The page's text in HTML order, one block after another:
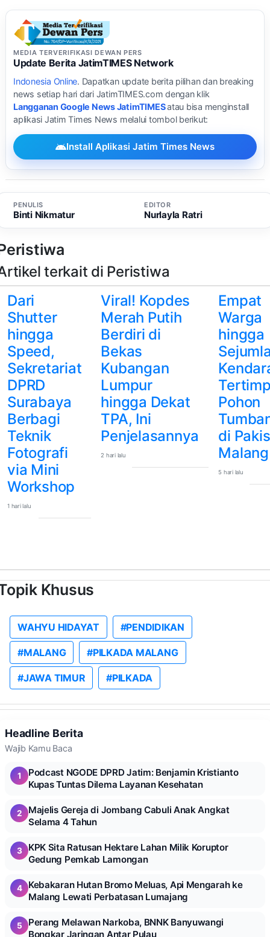
MEDIA TERVERIFIKASI DEWAN PERS
Update Berita JatimTIMES Network
Indonesia Online. Dapatkan update berita pilihan dan breaking
news setiap hari dari JatimTIMES.com dengan klik
Langganan Google News JatimTIMESatau bisa menginstall
aplikasi Jatim Times News melalui tombol berikut:
Install Aplikasi Jatim Times News
PENULIS
Binti Nikmatur
EDITOR
Nurlayla Ratri
terkait di Peristiwa
Dari
Shutter
hingga
Speed,
Sekretariat
DPRD
Surabaya
Berbagi
Teknik
Fotografi
via Mini
Workshop
1 hari lalu
Viral! Kopdes
Merah Putih
Berdiri di
Bekas
Kubangan
Lumpur
hingga Dekat
TPA, Ini
Penjelasannya
2 hari lalu
Empat
Warga
hingga
Pohon
di
Malang
5 hari lalu
Khusus
WAHYU HIDAYAT #PENDIDIKAN
#MALANG #PILKADA MALANG
#JAWA TIMUR #PILKADA
Headline Berita
Wajib Kamu Baca
1
Podcast NGODE DPRD Jatim: Benjamin Kristianto
Kupas Tuntas Dilema Layanan Kesehatan
2
Majelis Gereja di Jombang Cabuli Anak Angkat
Selama 4 Tahun
3
KPK Sita Ratusan Hektare Lahan Milik Koruptor
Gedung Pemkab Lamongan
4
Kebakaran Hutan Bromo Meluas, Api Mengarah ke
Malang Lewati Perbatasan Lumajang
5
Perang Melawan Narkoba, BNNK Banyuwangi
Bongkar Jaringan Antar Pulau